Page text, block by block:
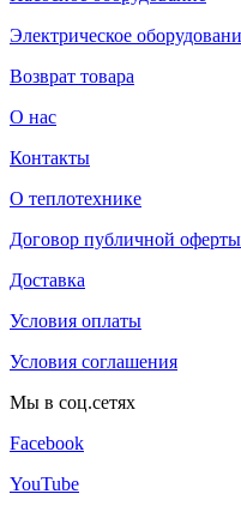
Электрическое
Возврат товара
О нас
Контакты
О теплотехнике
Договор публичной оферты
Доставка
Условия оплаты
Условия соглашения
Мы в соц.сетях
Facebook
YouTube